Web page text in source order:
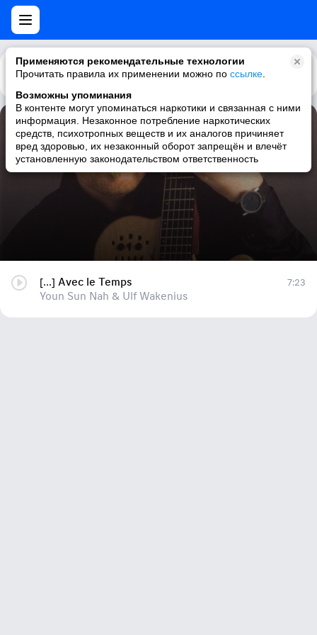
Применяются рекомендательные технологии
Прочитать правила их применении можно по ссылке
Возможны упоминания
В контенте могут упоминаться наркотики и связанная с ними
информация. Незаконное потребление наркотических
средств, психотропных веществ и их аналогов причиняет
вред здоровью, их незаконный оборот запрещён и влечёт
установленную законодательством ответственность
Каталог Рекомендации
[...] Avec le Temps
Youn Sun Nah & Ulf Wakenius
[...] Avec le Temps
Youn Sun Nah & Ulf Wakenius
7:23